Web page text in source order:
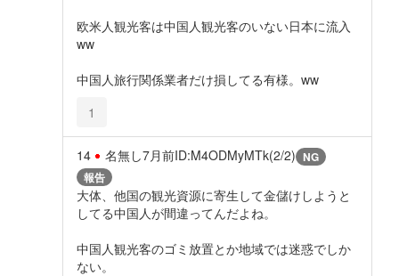
欧米人観光客は中国人観光客のいない日本に流入
ww
中国人旅行関係業者だけ損してる有様。ww
1
14 名無し7月前ID:M4ODMyMTk(2/2) NG
報告
大体、他国の観光資源に寄生して金儲けしようと
してる中国人が間違ってんだよね。
中国人観光客のゴミ放置とか地域では迷惑でしか
ない。